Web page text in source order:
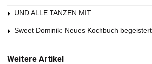
UND ALLE TANZEN MIT
Sweet Dominik: Neues Kochbuch begeistert
Weitere Artikel